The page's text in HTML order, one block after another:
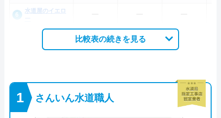
水道屋のイエロ
比較表の続きを見る
さんいん水道職人